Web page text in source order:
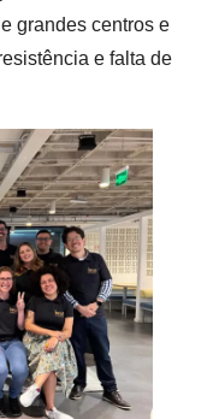
grandes centros e
e falta de